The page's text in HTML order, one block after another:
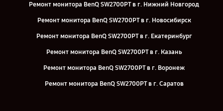
Ремонт монитора BenQ SW2700PT в г. Нижний Новгород
Ремонт монитора BenQ SW2700PT в г. Новосибирск
Ремонт монитора BenQ SW2700PT в г. Екатеринбург
Ремонт монитора BenQ SW2700PT в г. Казань
Ремонт монитора BenQ SW2700PT в г. Воронеж
Ремонт монитора BenQ SW2700PT в г. Саратов